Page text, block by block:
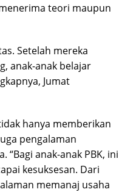
teori maupun
Setelah mereka
anak-anak belajar
Jumat
hanya memberikan
pengalaman
“Bagi anak-anak PBK, ini
kesuksesan. Dari
memanaj usaha